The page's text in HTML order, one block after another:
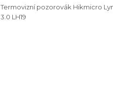
Termovizní pozorovák Hikmicro
3.0 LH19